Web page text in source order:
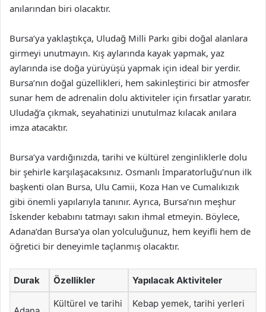
anılarından biri olacaktır.
Bursa’ya yaklaştıkça, Uludağ Milli Parkı gibi doğal alanlara
girmeyi unutmayın. Kış aylarında kayak yapmak, yaz
aylarında ise doğa yürüyüşü yapmak için ideal bir yerdir.
Bursa’nın doğal güzellikleri, hem sakinleştirici bir atmosfer
sunar hem de adrenalin dolu aktiviteler için fırsatlar yaratır.
Uludağ’a çıkmak, seyahatinizi unutulmaz kılacak anılara
imza atacaktır.
Bursa’ya vardığınızda, tarihi ve kültürel zenginliklerle dolu
bir şehirle karşılaşacaksınız. Osmanlı İmparatorluğu’nun ilk
başkenti olan Bursa, Ulu Camii, Koza Han ve Cumalıkızık
gibi önemli yapılarıyla tanınır. Ayrıca, Bursa’nın meşhur
İskender kebabını tatmayı sakın ihmal etmeyin. Böylece,
Adana’dan Bursa’ya olan yolculuğunuz, hem keyifli hem de
öğretici bir deneyimle taçlanmış olacaktır.
Durak Özellikler Yapılacak Aktiviteler
Kültürel ve tarihi
Kebap yemek, tarihi yerleri